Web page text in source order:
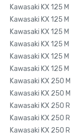
Kawasaki KX 125
Kawasaki KX 125
Kawasaki KX 125
Kawasaki KX 125
Kawasaki KX 125
Kawasaki KX 125
Kawasaki KX 250
Kawasaki KX 250
Kawasaki KX 250
Kawasaki KX 250
Kawasaki KX 250